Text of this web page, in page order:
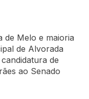
de Melo e maioria
de Alvorada
de
ao Senado